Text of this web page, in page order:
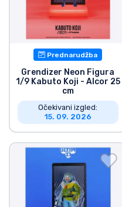
Prednarudžba
Grendizer Neon Figura
1/9 Kabuto Koji - Alcor 25
cm
Očekivani izgled:
15. 09. 2026